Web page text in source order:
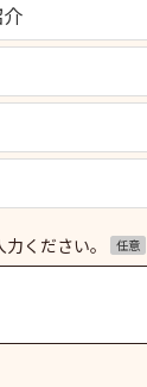
ください。 任意